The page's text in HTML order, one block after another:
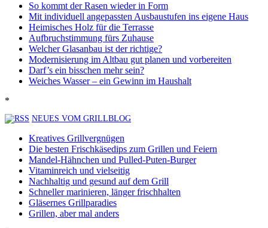
So kommt der Rasen wieder in Form
Mit individuell angepassten Ausbaustufen ins eigene Haus
Heimisches Holz für die Terrasse
Aufbruchstimmung fürs Zuhause
Welcher Glasanbau ist der richtige?
Modernisierung im Altbau gut planen und vorbereiten
Darf’s ein bisschen mehr sein?
Weiches Wasser – ein Gewinn im Haushalt
*
NEUES VOM GRILLBLOG
Kreatives Grillvergnügen
Die besten Frischkäsedips zum Grillen und Feiern
Mandel-Hähnchen und Pulled-Puten-Burger
Vitaminreich und vielseitig
Nachhaltig und gesund auf dem Grill
Schneller marinieren, länger frischhalten
Gläsernes Grillparadies
Grillen, aber mal anders